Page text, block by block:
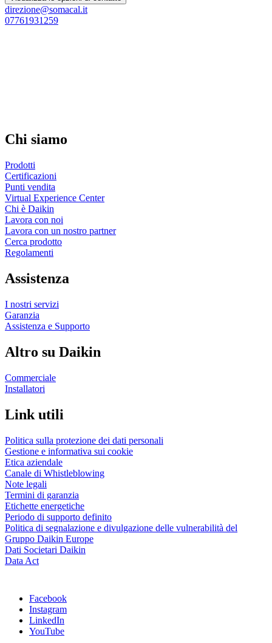
direzione@somacal.it
07761931259
Chi siamo
Prodotti
Certificazioni
Punti vendita
Virtual Experience Center
Chi è Daikin
Lavora con noi
Lavora con un nostro partner
Cerca prodotto
Regolamenti
Assistenza
I nostri servizi
Garanzia
Assistenza e Supporto
Altro su Daikin
Commerciale
Installatori
Link utili
Politica sulla protezione dei dati personali
Gestione e informativa sui cookie
Etica aziendale
Canale di Whistleblowing
Note legali
Termini di garanzia
Etichette energetiche
Periodo di supporto definito
Politica di segnalazione e divulgazione delle vulnerabilità del
Gruppo Daikin Europe
Dati Societari Daikin
Data Act
Facebook
Instagram
LinkedIn
YouTube